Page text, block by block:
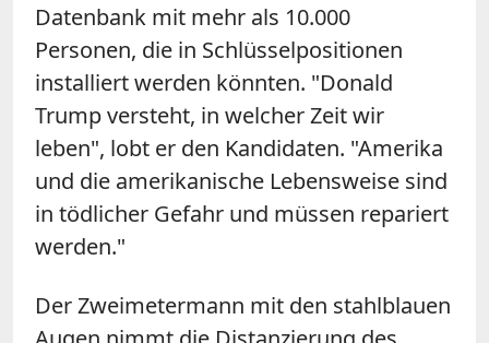
Datenbank mit mehr als 10.000
Personen, die in Schlüsselpositionen
installiert werden könnten. "Donald
Trump versteht, in welcher Zeit wir
leben", lobt er den Kandidaten. "Amerika
und die amerikanische Lebensweise sind
in tödlicher Gefahr und müssen repariert
werden."
Der Zweimetermann mit den stahlblauen